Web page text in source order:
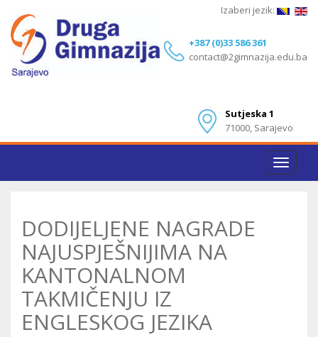
+387 (0)33 586 361
contact@2gimnazija.edu.ba
Sutjeska 1
71000, Sarajevo
Izaberi jezik:
Toggle
DODIJELJENE NAGRADE
NAJUSPJEŠNIJIMA NA
KANTONALNOM
TAKMIČENJU IZ
ENGLESKOG JEZIKA